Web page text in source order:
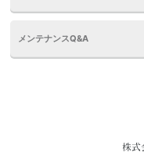
メンテナンスQ&A
株式